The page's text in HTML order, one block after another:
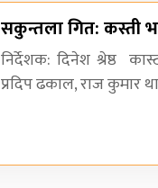
सकुन्तला गित: कस्ती
निर्देशक: दिनेश श्रेष्ठ
प्रदिप ढकाल, राज कुमार